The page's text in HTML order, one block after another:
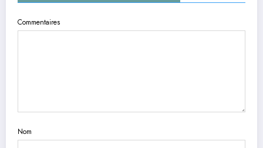
Commentaires
Nom